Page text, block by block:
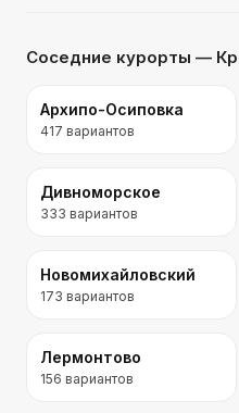
Соседние курорты —
Архипо-Осиповка
417 вариантов
Дивноморское
333 вариантов
Новомихайловский
173 вариантов
Лермонтово
156 вариантов